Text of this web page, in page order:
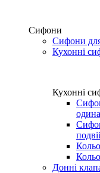
Сифони
Сифони
Кухонні
Кухонні
Донні